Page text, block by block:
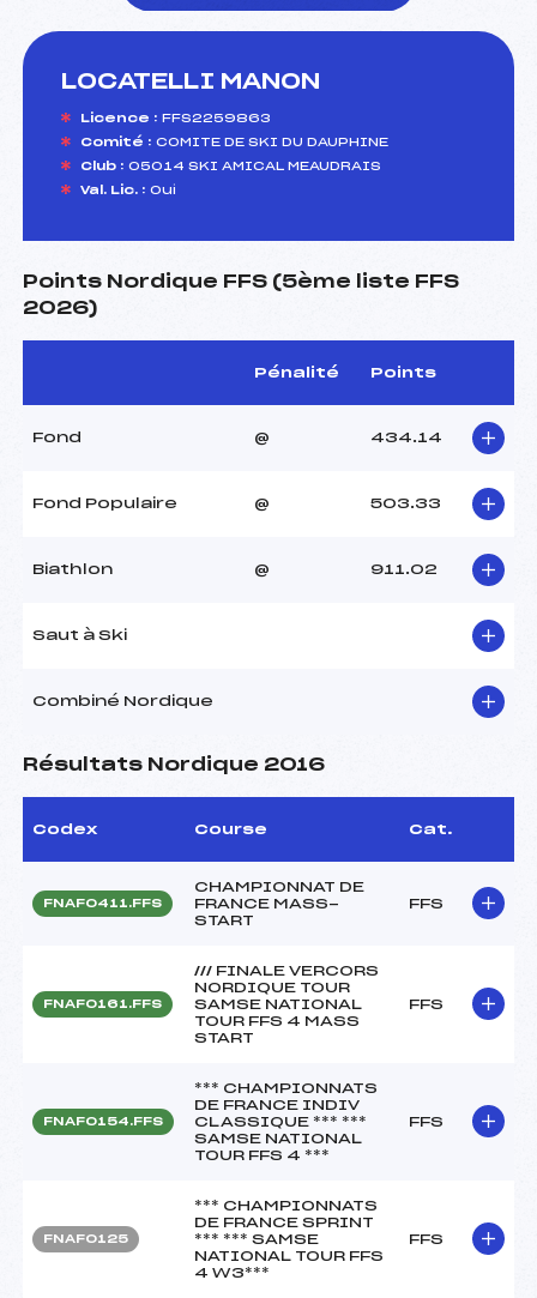
LOCATELLI MANON
Licence : FFS2259863
Comité : COMITE DE SKI DU DAUPHINE
Club : 05014 SKI AMICAL MEAUDRAIS
Val. Lic. : Oui
Points Nordique FFS (5ème liste FFS
2026)
Pénalité Points
Fond @ 434.14
Fond Populaire @ 503.33
Biathlon @ 911.02
Saut à Ski
Combiné Nordique
Résultats Nordique 2016
Codex Course Cat.
FNAF0411.FFS
CHAMPIONNAT DE
FRANCE MASS-
START
FFS
FNAF0161.FFS
/// FINALE VERCORS
NORDIQUE TOUR
SAMSE NATIONAL
TOUR FFS 4 MASS
START
FFS
FNAF0154.FFS
*** CHAMPIONNATS
DE FRANCE INDIV
CLASSIQUE *** ***
SAMSE NATIONAL
TOUR FFS 4 ***
FFS
FNAF0125
*** CHAMPIONNATS
DE FRANCE SPRINT
*** *** SAMSE
NATIONAL TOUR FFS
4 W3***
FFS